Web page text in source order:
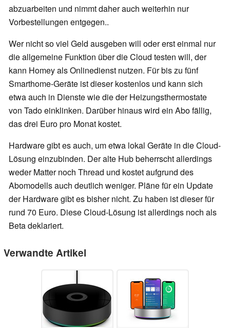
abzuarbeiten und nimmt daher auch weiterhin nur
Vorbestellungen entgegen..
Wer nicht so viel Geld ausgeben will oder erst einmal nur
die allgemeine Funktion über die Cloud testen will, der
kann Homey als Onlinedienst nutzen. Für bis zu fünf
Smarthome-Geräte ist dieser kostenlos und kann sich
etwa auch in Dienste wie die der Heizungsthermostate
von Tado einklinken. Darüber hinaus wird ein Abo fällig,
das drei Euro pro Monat kostet.
Hardware gibt es auch, um etwa lokal Geräte in die Cloud-
Lösung einzubinden. Der alte Hub beherrscht allerdings
weder Matter noch Thread und kostet aufgrund des
Abomodells auch deutlich weniger. Pläne für ein Update
der Hardware gibt es bisher nicht. Zu haben ist dieser für
rund 70 Euro. Diese Cloud-Lösung ist allerdings noch als
Beta deklariert.
Verwandte Artikel